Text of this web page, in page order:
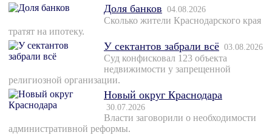
Доля банков 04.08.2026
Сколько жители Краснодарского края
тратят на ипотеку.
У сектантов забрали всё 03.08.2026
Суд конфисковал 123 объекта
недвижимости у запрещенной
религиозной организации.
Новый округ Краснодара
30.07.2026
Власти заговорили о необходимости
административной реформы.